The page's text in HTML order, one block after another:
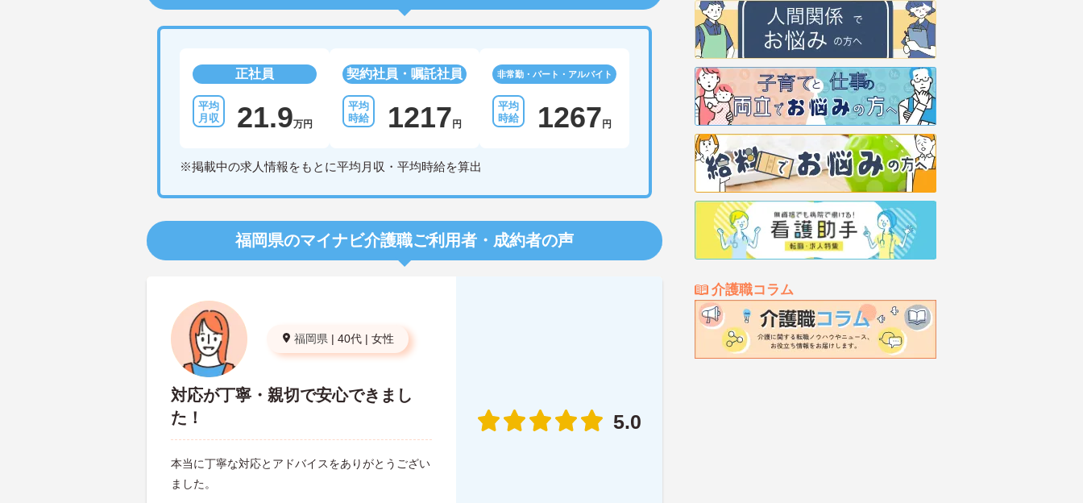
介護職コラム
正社員
21.9万円
契約社員・嘱託社員
1217 円
非常勤・パート・アルバイト
1267 円
※掲載中の求人情報をもとに平均月収・平均時給を算出
福岡県のマイナビ介護職ご利用者・成約者の声
福岡県 | 40代 | 女性
対応が丁寧・親切で安心できまし
た！
本当に丁寧な対応とアドバイスをありがとうござい
ました。
5.0